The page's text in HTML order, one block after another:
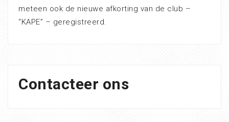
meteen ook de nieuwe afkorting van de club –
“KAPE” – geregistreerd.
Contacteer ons